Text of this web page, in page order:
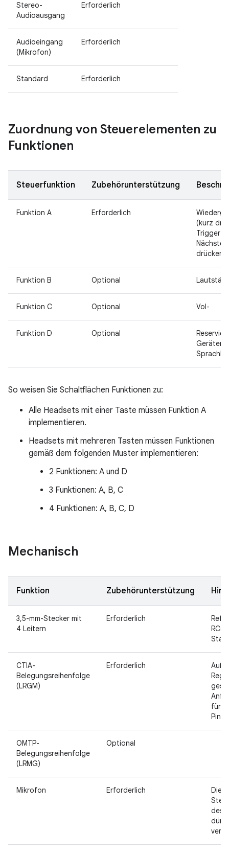
Stereo-
Audioausgang
Erforderlich
Audioeingang
(Mikrofon)
Erforderlich
Standard Erforderlich
Zuordnung von Steuerelementen zu
Funktionen
Steuerfunktion Zubehörunterstützung
Funktion A Erforderlich
(kurz
Trigger
drücken)
Funktion B Optional
Funktion C Optional Vol-
Funktion D Optional
Geräten
So weisen Sie Schaltflächen Funktionen zu:
Alle Headsets mit einer Taste müssen Funktion A
implementieren.
Headsets mit mehreren Tasten müssen Funktionen
gemäß dem folgenden Muster implementieren:
2 Funktionen: A und D
3 Funktionen: A, B, C
4 Funktionen: A, B, C, D
Mechanisch
Funktion Zubehörunterstützung
3,5-mm-Stecker mit
4 Leitern
Erforderlich
Ref:
CTIA-
Belegungsreihenfolge
(LRGM)
Erforderlich
für
OMTP-
Belegungsreihenfolge
(LRMG)
Optional
Mikrofon Erforderlich
Die
des